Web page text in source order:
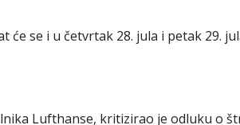
će se i u četvrtak 28. jula i petak 29.
Lufthanse, kritizirao je odluku o